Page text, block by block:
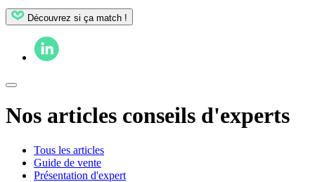
Découvrez si ça match !
Nos articles conseils d'experts
Tous les articles
Guide de vente
Présentation d'expert